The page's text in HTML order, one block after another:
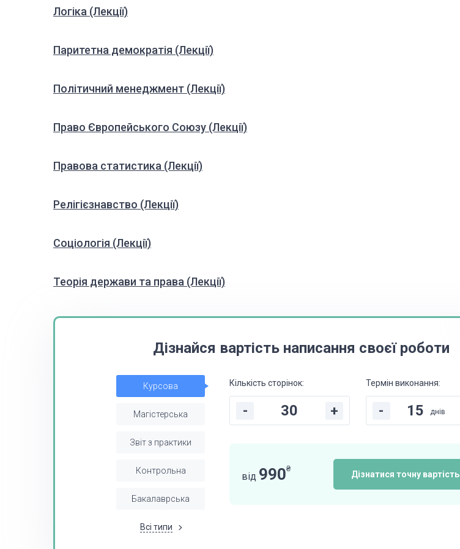
Логіка (Лекції)
Паритетна демократія (Лекції)
Політичний менеджмент (Лекції)
Право Європейського Союзу (Лекції)
Правова статистика (Лекції)
Релігієзнавство (Лекції)
Соціологія (Лекції)
Теорія держави та права (Лекції)
Дізнайся вартість написання своєї роботи
Курсова
Магістерська
Звіт з практики
Контрольна
Бакалаврська
Всі типи
Кількість сторінок:
- +
Термін виконання:
- днів
від 990₴
Дізнатися точну вартість